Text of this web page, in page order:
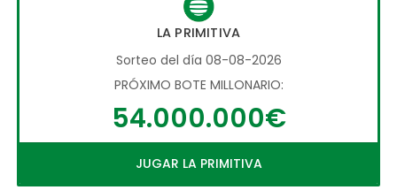
LA PRIMITIVA
Sorteo del día 08-08-2026
PRÓXIMO BOTE MILLONARIO:
54.000.000€
JUGAR LA PRIMITIVA